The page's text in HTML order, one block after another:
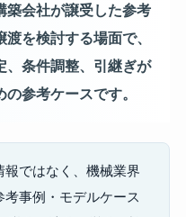
築会社が譲受した参考
を検討する場面で、
、条件調整、引継ぎが
参考ケースです。
ではなく、機械業界
事例・モデルケース